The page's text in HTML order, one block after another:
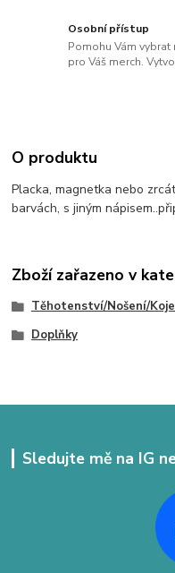
Osobní přístup
Pomohu Vám
pro Váš merch.
O produktu
Placka, magnetka nebo
barvách, s jiným
Zboží zařazeno v
Těhotenství/Nošení/
Doplňky
Sledujte mě na IG